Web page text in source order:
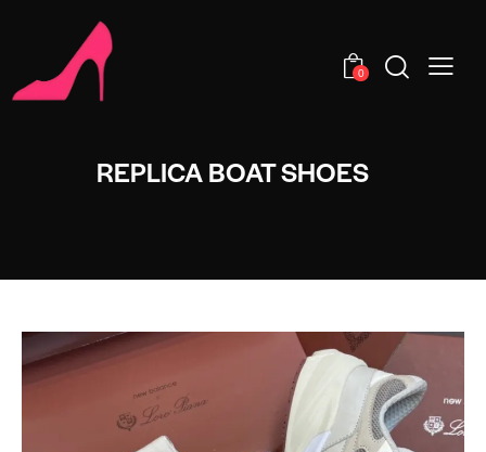
0
REPLICA BOAT SHOES